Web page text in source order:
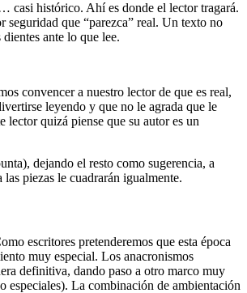
casi histórico. Ahí es donde el lector tragará.
seguridad que “parezca” real. Un texto no
ante lo que lee.
convencer a nuestro lector de que es real,
leyendo y que no le agrada que le
lector quizá piense que su autor es un
dejando el resto como sugerencia, a
piezas le cuadrarán igualmente.
escritores pretenderemos que esta época
muy especial. Los anacronismos
definitiva, dando paso a otro marco muy
especiales). La combinación de ambientación